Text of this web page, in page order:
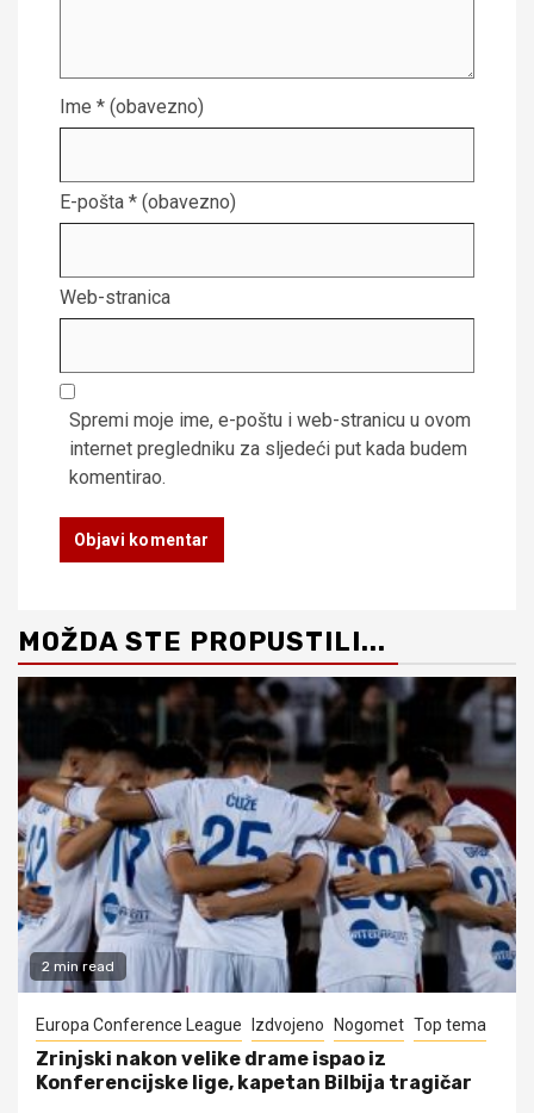
Ime * (obavezno)
E-pošta * (obavezno)
Web-stranica
Spremi moje ime, e-poštu i web-stranicu u ovom
internet pregledniku za sljedeći put kada budem
komentirao.
MOŽDA STE PROPUSTILI...
2 min read
Europa Conference League Izdvojeno Nogomet Top tema
Zrinjski nakon velike drame ispao iz
Konferencijske lige, kapetan Bilbija tragičar